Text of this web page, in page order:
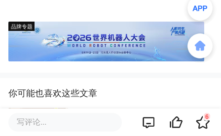
品牌专题
你可能也喜欢这些文章
新东方系开启“大乱斗”，直播电商
写评论... 6